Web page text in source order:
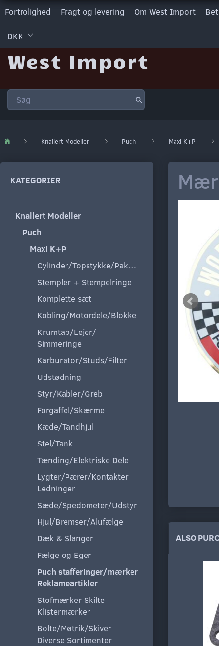
Fortrolighed Fragt og levering Om West Import
DKK
West Import
Knallert Modeller Puch Maxi K+P
KATEGORIER
Knallert Modeller
Puch
Maxi K+P
Cylinder/Topstykke/Pakning
Stempler + Stempelringe
Komplette sæt
Kobling/Motordele/Blokke
Krumtap/Lejer/
Simmeringe
Karburator/Studs/Filter
Udstødning
Styr/Kabler/Greb
Forgaffel/Skærme
Kæde/Tandhjul
Stel/Tank
Tænding/Elektriske Dele
Lygter/Pærer/Kontakter
Ledninger
Sæde/Spedometer/Udstyr
Hjul/Bremser/Alufælge
Dæk & Slanger
Fælge og Eger
Puch stafferinger/mærker
Reklameartikler
Stofmærker Skilte
Klistermærker
Bolte/Møtrik/Skiver
Diverse Sortimenter
ALSO